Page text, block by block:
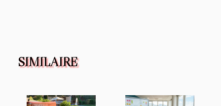
SIMILAIRE